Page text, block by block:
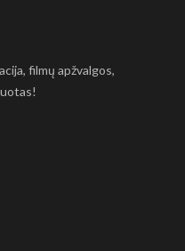
filmų apžvalgos,